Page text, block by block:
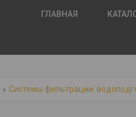
ГЛАВНАЯ
Системы фильтрации.